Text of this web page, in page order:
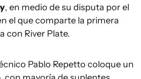
, en medio de su disputa por el
el que comparte la primera
con River Plate.
Pablo Repetto coloque un